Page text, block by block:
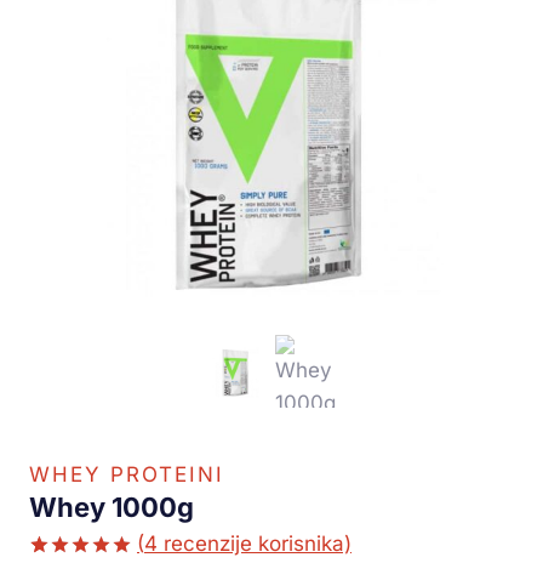
WHEY PROTEINI
Whey 1000g
(4 recenzije korisnika)